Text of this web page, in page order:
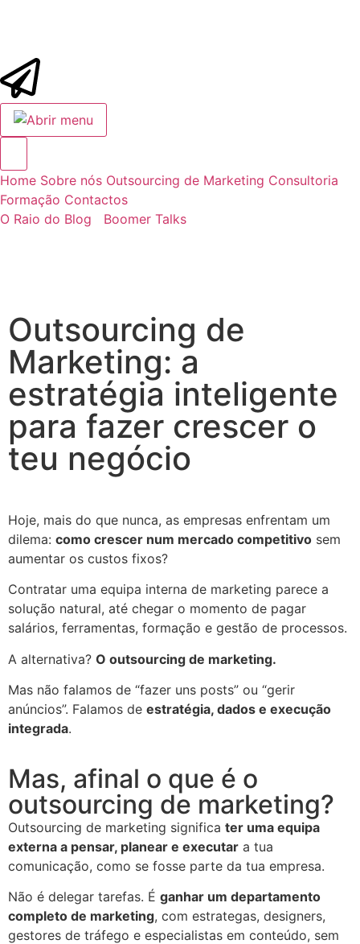
Home Sobre nós Outsourcing de Marketing Consultoria
Formação Contactos
O Raio do Blog
Boomer Talks
Outsourcing de
Marketing: a
estratégia inteligente
para fazer crescer o
teu negócio
Hoje, mais do que nunca, as empresas enfrentam um
dilema: como crescer num mercado competitivo sem
aumentar os custos fixos?
Contratar uma equipa interna de marketing parece a
solução natural, até chegar o momento de pagar
salários, ferramentas, formação e gestão de processos.
A alternativa? O outsourcing de marketing.
Mas não falamos de “fazer uns posts” ou “gerir
anúncios”. Falamos de estratégia, dados e execução
integrada.
Mas, afinal o que é o
outsourcing de marketing?
Outsourcing de marketing significa ter uma equipa
externa a pensar, planear e executar a tua
comunicação, como se fosse parte da tua empresa.
Não é delegar tarefas. É ganhar um departamento
completo de marketing, com estrategas, designers,
gestores de tráfego e especialistas em conteúdo, sem